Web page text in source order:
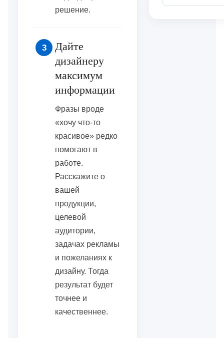
решение.
3
Дайте
дизайнеру
максимум
информации
Фразы вроде
«хочу что-то
красивое» редко
помогают в
работе.
Расскажите о
вашей
продукции,
целевой
аудитории,
задачах рекламы
и пожеланиях к
дизайну. Тогда
результат будет
точнее и
качественнее.